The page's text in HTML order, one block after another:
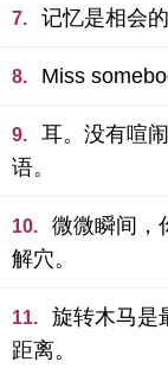
7. 记忆是相会
8. Miss
9.
耳。没有喧
语。
10.
微微瞬间，
解穴。
11.
旋转木马是
距离。